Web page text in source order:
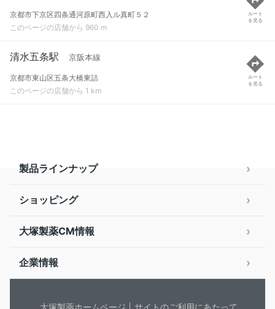
京都市下京区四条通河原町西入ル真町５２
このページの店舗から 960 m
ルート
を見る
清水五条駅 京阪本線
京都市東山区五条大橋東詰
このページの店舗から 1 km
ルート
を見る
製品ラインナップ
ショッピング
大塚製薬CM情報
企業情報